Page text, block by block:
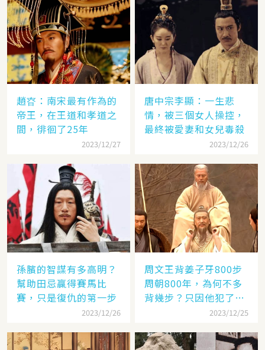
趙昚：南宋最有作為的
帝王，在王道和孝道之
間，徘徊了25年
2023/12/27
唐中宗李顯：一生悲
情，被三個女人操控，
最終被愛妻和女兒毒殺
2023/12/26
孫臏的智謀有多高明？
幫助田忌贏得賽馬比
賽，只是復仇的第一步
2023/12/26
周文王背姜子牙800步
周朝800年，為何不多
背幾步？只因他犯了個
2023/12/25